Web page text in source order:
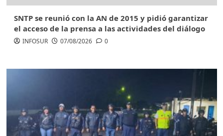
SNTP se reunió con la AN de 2015 y pidió garantizar
el acceso de la prensa a las actividades del diálogo
INFOSUR 07/08/2026 0